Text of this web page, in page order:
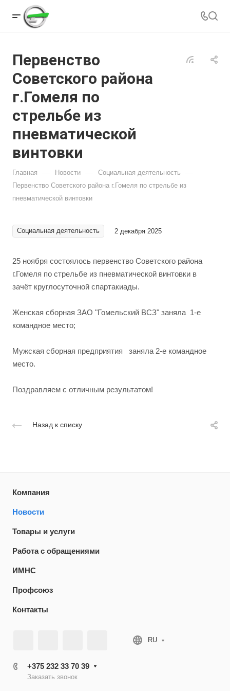
Первенство
Советского района
г.Гомеля по
стрельбе из
пневматической
винтовки
Главная — Новости — Социальная деятельность —
Первенство Советского района г.Гомеля по стрельбе из
пневматической винтовки
Социальная деятельность 2 декабря 2025
25 ноября состоялось первенство Советского района
г.Гомеля по стрельбе из пневматической винтовки в
зачёт круглосуточной спартакиады.
Женская сборная ЗАО "Гомельский ВСЗ" заняла 1-е
командное место;
Мужская сборная предприятия заняла 2-е командное
место.
Поздравляем с отличным результатом!
Назад к списку
Компания
Новости
Товары и услуги
Работа с обращениями
ИМНС
Профсоюз
Контакты
RU
+375 232 33 70 39
Заказать звонок